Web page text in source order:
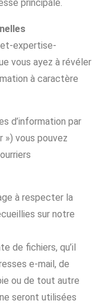
principale.
expertise-
vous ayez à révéler
à caractère
d’information par
vous pouvez
à respecter la
sur notre
de fichiers, qu’il
e-mail, de
ou de tout autre
seront utilisées